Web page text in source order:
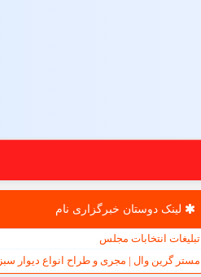
لینک دوستان خبرگزاری نام
تبلیغات انتخابات مجلس
مستر گرین وال | مجری و طراح انواع دیوار سبز